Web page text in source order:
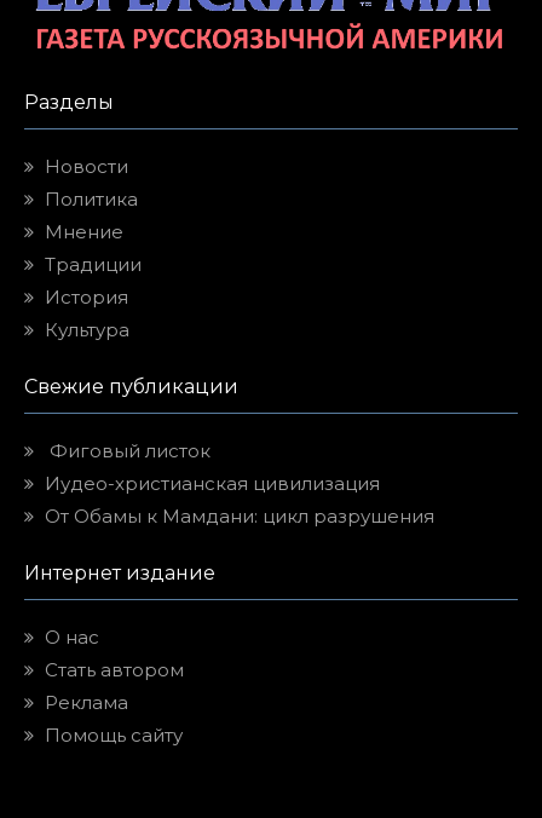
Разделы
Новости
Политика
Мнение
Традиции
История
Культура
Свежие публикации
Фиговый листок
Иудео-христианская цивилизация
От Обамы к Мамдани: цикл разрушения
Интернет издание
О нас
Стать автором
Реклама
Помощь сайту